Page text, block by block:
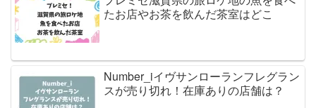
たお店やお茶を飲んだ茶室はどこ
Number_iイヴサンローランフレグラン
スが売り切れ！在庫ありの店舗は？